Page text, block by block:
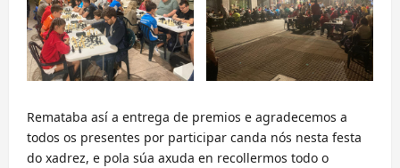
Remataba así a entrega de premios e agradecemos a
todos os presentes por participar canda nós nesta festa
do xadrez, e pola súa axuda en recollermos todo o